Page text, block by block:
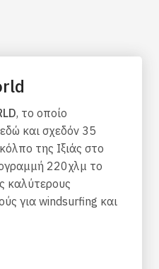
, το οποίο
και σχεδόν 35
της Ιξιάς στο
220χλμ το
καλύτερους
για windsurfing και